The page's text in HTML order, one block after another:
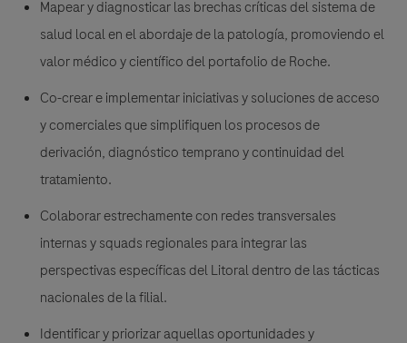
Mapear y diagnosticar las brechas críticas del sistema de
salud local en el abordaje de la patología, promoviendo el
valor médico y científico del portafolio de Roche.
Co-crear e implementar iniciativas y soluciones de acceso
y comerciales que simplifiquen los procesos de
derivación, diagnóstico temprano y continuidad del
tratamiento.
Colaborar estrechamente con redes transversales
internas y squads regionales para integrar las
perspectivas específicas del Litoral dentro de las tácticas
nacionales de la filial.
Identificar y priorizar aquellas oportunidades y